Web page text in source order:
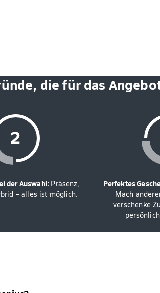
die für das
der Auswahl: Präsenz,
– alles ist möglich.
Perfektes
Mach
verschenke